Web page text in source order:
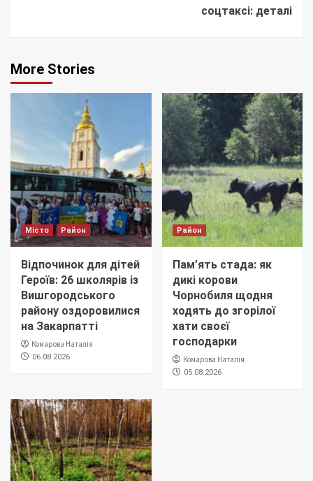
соцтаксі: деталі
More Stories
Місто Район
Відпочинок для дітей
Героїв: 26 школярів із
Вишгородського
району оздоровилися
на Закарпатті
Комарова Наталія
06.08.2026
Район
Пам’ять стада: як
дикі корови
Чорнобиля щодня
ходять до згорілої
хати своєї
господарки
Комарова Наталія
05.08.2026